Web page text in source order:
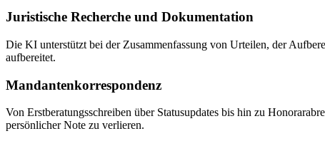
Juristische Recherche und Dokumentation
Die KI unterstützt bei der Zusammenfassung von Urteilen, der
aufbereitet.
Mandantenkorrespondenz
Von Erstberatungsschreiben über Statusupdates bis hin zu
persönlicher Note zu verlieren.